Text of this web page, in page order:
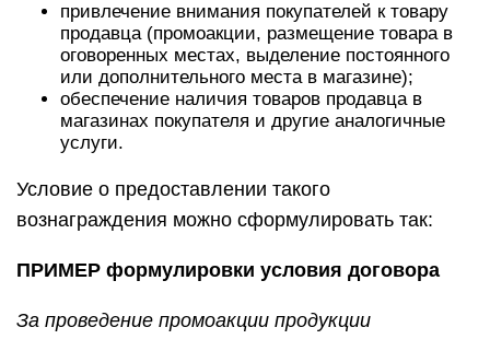
привлечение внимания покупателей к товару
продавца (промоакции, размещение товара в
оговоренных местах, выделение постоянного
или дополнительного места в магазине);
обеспечение наличия товаров продавца в
магазинах покупателя и другие аналогичные
услуги.
Условие о предоставлении такого
вознаграждения можно сформулировать так:
ПРИМЕР формулировки условия договора
За проведение промоакции продукции